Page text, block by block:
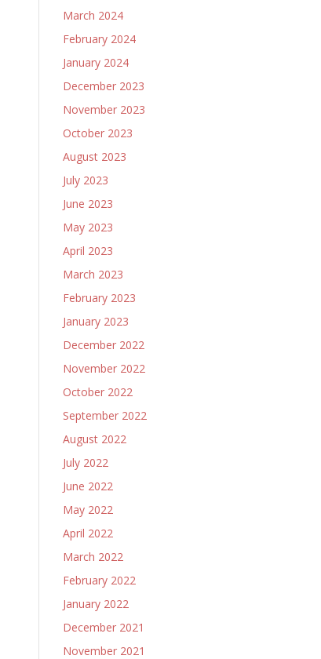
March 2024
February 2024
January 2024
December 2023
November 2023
October 2023
August 2023
July 2023
June 2023
May 2023
April 2023
March 2023
February 2023
January 2023
December 2022
November 2022
October 2022
September 2022
August 2022
July 2022
June 2022
May 2022
April 2022
March 2022
February 2022
January 2022
December 2021
November 2021